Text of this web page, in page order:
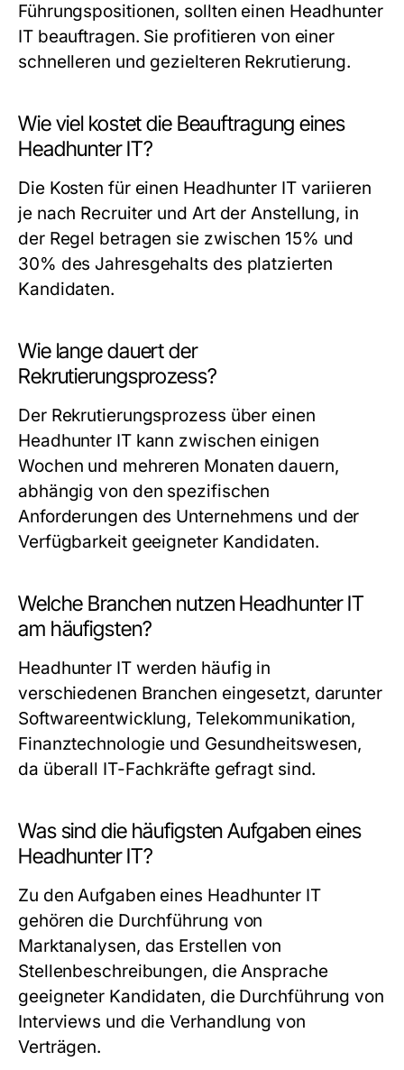
Führungspositionen, sollten einen Headhunter
IT beauftragen. Sie profitieren von einer
schnelleren und gezielteren Rekrutierung.
Wie viel kostet die Beauftragung eines
Headhunter IT?
Die Kosten für einen Headhunter IT variieren
je nach Recruiter und Art der Anstellung, in
der Regel betragen sie zwischen 15% und
30% des Jahresgehalts des platzierten
Kandidaten.
Wie lange dauert der
Rekrutierungsprozess?
Der Rekrutierungsprozess über einen
Headhunter IT kann zwischen einigen
Wochen und mehreren Monaten dauern,
abhängig von den spezifischen
Anforderungen des Unternehmens und der
Verfügbarkeit geeigneter Kandidaten.
Welche Branchen nutzen Headhunter IT
am häufigsten?
Headhunter IT werden häufig in
verschiedenen Branchen eingesetzt, darunter
Softwareentwicklung, Telekommunikation,
Finanztechnologie und Gesundheitswesen,
da überall IT-Fachkräfte gefragt sind.
Was sind die häufigsten Aufgaben eines
Headhunter IT?
Zu den Aufgaben eines Headhunter IT
gehören die Durchführung von
Marktanalysen, das Erstellen von
Stellenbeschreibungen, die Ansprache
geeigneter Kandidaten, die Durchführung von
Interviews und die Verhandlung von
Verträgen.